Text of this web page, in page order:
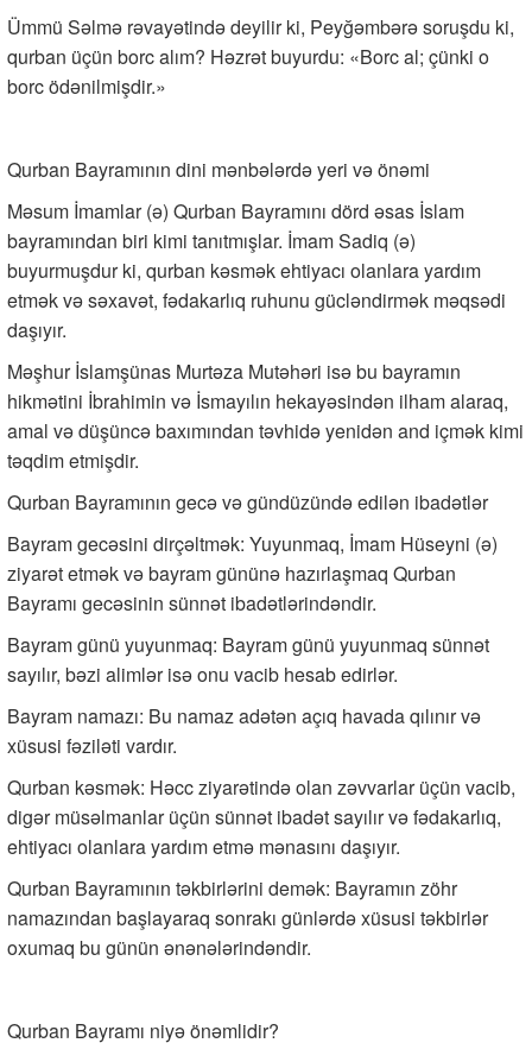
Ümmü Səlmə rəvayətində deyilir ki, Peyğəmbərə soruşdu ki,
qurban üçün borc alım? Həzrət buyurdu: «Borc al; çünki o
borc ödənilmişdir.»
Qurban Bayramının dini mənbələrdə yeri və önəmi
Məsum İmamlar (ə) Qurban Bayramını dörd əsas İslam
bayramından biri kimi tanıtmışlar. İmam Sadiq (ə)
buyurmuşdur ki, qurban kəsmək ehtiyacı olanlara yardım
etmək və səxavət, fədakarlıq ruhunu gücləndirmək məqsədi
daşıyır.
Məşhur İslamşünas Murtəza Mutəhəri isə bu bayramın
hikmətini İbrahimin və İsmayılın hekayəsindən ilham alaraq,
amal və düşüncə baxımından təvhidə yenidən and içmək kimi
təqdim etmişdir.
Qurban Bayramının gecə və gündüzündə edilən ibadətlər
Bayram gecəsini dirçəltmək: Yuyunmaq, İmam Hüseyni (ə)
ziyarət etmək və bayram gününə hazırlaşmaq Qurban
Bayramı gecəsinin sünnət ibadətlərindəndir.
Bayram günü yuyunmaq: Bayram günü yuyunmaq sünnət
sayılır, bəzi alimlər isə onu vacib hesab edirlər.
Bayram namazı: Bu namaz adətən açıq havada qılınır və
xüsusi fəziləti vardır.
Qurban kəsmək: Həcc ziyarətində olan zəvvarlar üçün vacib,
digər müsəlmanlar üçün sünnət ibadət sayılır və fədakarlıq,
ehtiyacı olanlara yardım etmə mənasını daşıyır.
Qurban Bayramının təkbirlərini demək: Bayramın zöhr
namazından başlayaraq sonrakı günlərdə xüsusi təkbirlər
oxumaq bu günün ənənələrindəndir.
Qurban Bayramı niyə önəmlidir?